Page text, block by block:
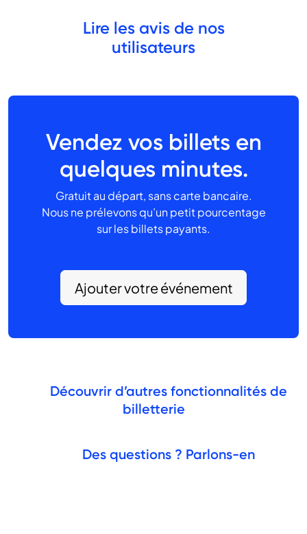
Lire les avis de nos
utilisateurs
Vendez vos billets en
quelques minutes.
Gratuit au départ, sans carte bancaire.
Nous ne prélevons qu’un petit pourcentage
sur les billets payants.
Ajouter votre événement
Découvrir d’autres fonctionnalités de
billetterie
Des questions ? Parlons-en